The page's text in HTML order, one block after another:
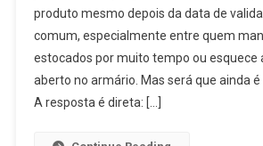
produto mesmo depois da data de
comum, especialmente entre quem
estocados por muito tempo ou esquece
aberto no armário. Mas será que ainda
A resposta é direta: […]